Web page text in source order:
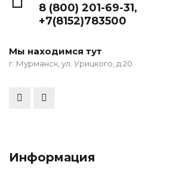
8 (800) 201-69-31,
+7(8152)783500
Мы находимся тут
г. Мурманск, ул. Урицкого, д 20
Информация